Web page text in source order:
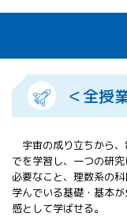
＜全授
宇宙の成り立ちから、
でを学習し、一つの研
必要なこと、理数系の
学んでいる基礎・基本
感として学ばせる。